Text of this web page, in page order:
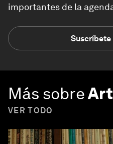
importantes de la
Suscríbete
Más sobre
VER TODO